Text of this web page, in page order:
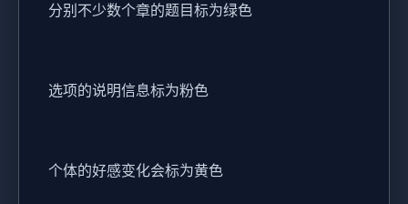
分别不少数个章的题目标为绿色
选项的说明信息标为粉色
个体的好感变化会标为黄色